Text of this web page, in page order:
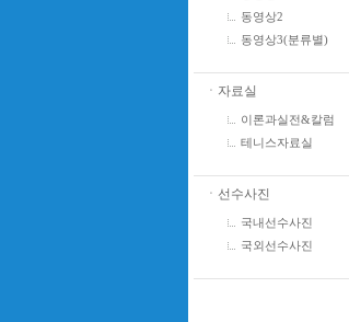
동영상2
동영상3(분류별)
ㆍ자료실
이론과실전&칼럼
테니스자료실
ㆍ선수사진
국내선수사진
국외선수사진